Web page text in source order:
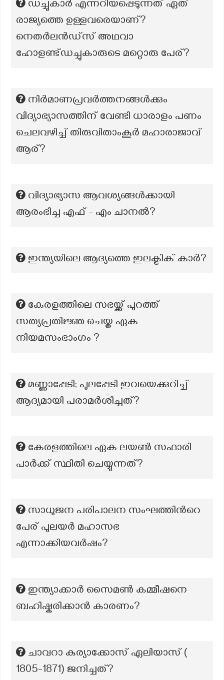
ഡച്ചുകാർ എന്നറിയപ്പെടുന്നത് ഏത്
രാജ്യത്തെ ഉള്ളവരെയാണ്?
നെതർലൻഡ്സ് അഥവാ
ഹോളണ്ട്ഡച്ചുകാരുടെ മറ്റൊരു പേര്?
നിർമാണപ്രവർത്തനങ്ങൾക്കും
വിദ്യാഭ്യാസത്തിന് വേണ്ടി ധാരാളം പണം
ചെലവഴിച്ച് തിരുവിതാംകൂർ മഹാരാജാവ്
ആര്?
വിദ്യാഭ്യാസ ആവശ്യങ്ങൾക്കായി
ആരംഭിച്ച എഫ് - എം ചാനൽ?
ഇന്ത്യയിലെ ആദ്യത്തെ ഇലക്ട്രിക് കാർ?
കേരളത്തിലെ സഭയ്ക്ക് പുറത്ത്
സത്യപ്രതിജ്ഞ ചെയ്ത ഏക
നിയമസംഭാംഗം ?
മണ്ണാപ്പേടി; പുലപ്പേടി ഇവയെക്കുറിച്ച്
ആദ്യമായി പരാമർശിച്ചത്?
കേരളത്തിലെ ഏക ലയണ്‍ സഫാരി
പാര്‍ക്ക് സ്ഥിതി ചെയ്യുന്നത്?
സാധുജന പരിപാലന സംഘത്തിന്‍റെ
പേര് പുലയർ മഹാസഭ
എന്നാക്കിയവർഷം?
ഇന്ത്യാക്കാർ സൈമൺ കമ്മീഷനെ
ബഹിഷ്കരിക്കാൻ കാരണം?
ചാവറാ കുര്യാക്കോസ് ഏലിയാസ് (
1805-1871) ജനിച്ചത്?